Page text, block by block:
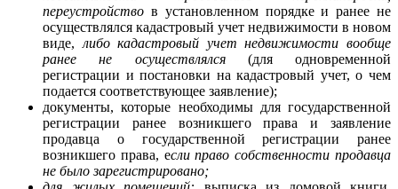
переустройство в установленном порядке и ранее не
осуществлялся кадастровый учет недвижимости в новом
виде, либо кадастровый учет недвижимости вообще
ранее не осуществлялся(для одновременной
регистрации и постановки на кадастровый учет, о чем
подается соответствующее заявление);
документы, которые необходимы для государственной
регистрации ранее возникшего права и заявление
продавца о государственной регистрации ранее
возникшего права, если право собственности продавца
не было зарегистрировано;